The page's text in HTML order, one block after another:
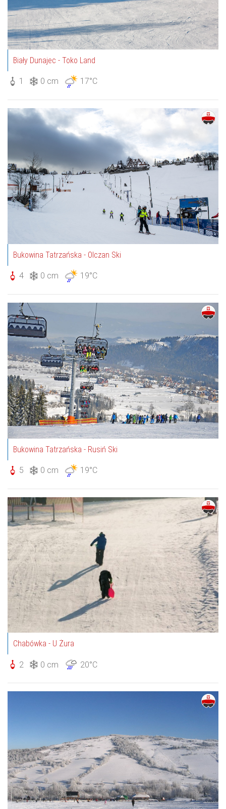
Biały Dunajec - Toko Land
1 0 cm 17°C
Bukowina Tatrzańska - Olczan Ski
4 0 cm 19°C
Bukowina Tatrzańska - Rusiń Ski
5 0 cm 19°C
Chabówka - U Żura
2 0 cm 20°C